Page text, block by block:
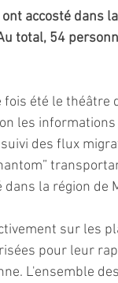
accosté dans
total, 54
été le
les
des flux
la région de
sur les
pour leur
L'ensemble